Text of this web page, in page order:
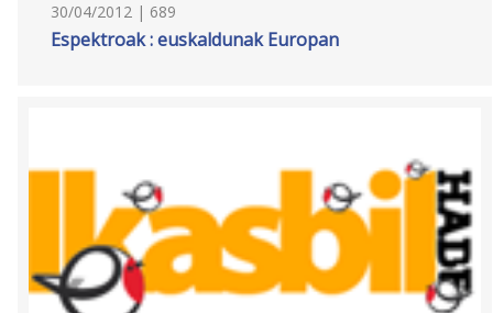
30/04/2012 | 689
Espektroak : euskaldunak Europan